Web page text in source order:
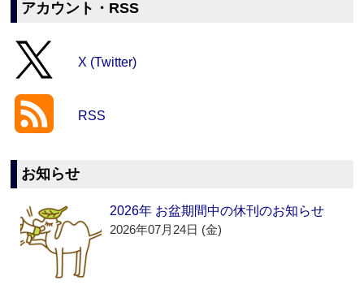
アカウント・RSS
X (Twitter)
RSS
お知らせ
2026年 お盆期間中の休刊のお知らせ
2026年07月24日 (金)